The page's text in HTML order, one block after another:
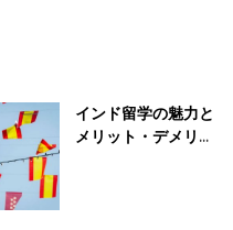
インド留学の魅力と
メリット・デメリッ